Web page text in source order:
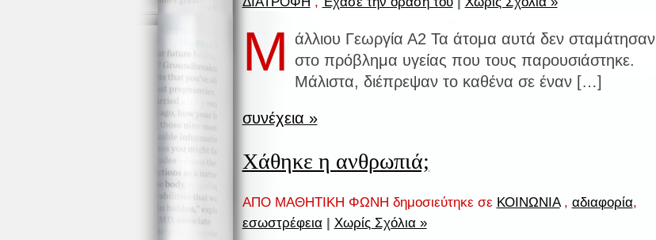
Μ άλλιου Γεωργία Α2 Τα άτομα αυτά δεν σταμάτησαν
στο πρόβλημα υγείας που τους παρουσιάστηκε.
Μάλιστα, διέπρεψαν το καθένα σε έναν […]
συνέχεια »
Xάθηκε η ανθρωπιά;
ΑΠΟ ΜΑΘΗΤΙΚΗ ΦΩΝΗ δημοσιεύτηκε σε ΚΟΙΝΩΝΙΑ, αδιαφορία,
εσωστρέφεια | Χωρίς Σχόλια »